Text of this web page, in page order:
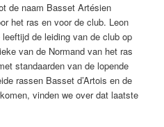
de naam Basset Artésien
het ras en voor de club. Leon
de leiding van de club op
van de Normand van het ras
standaarden van de lopende
rassen Basset d’Artois en de
vinden we over dat laatste